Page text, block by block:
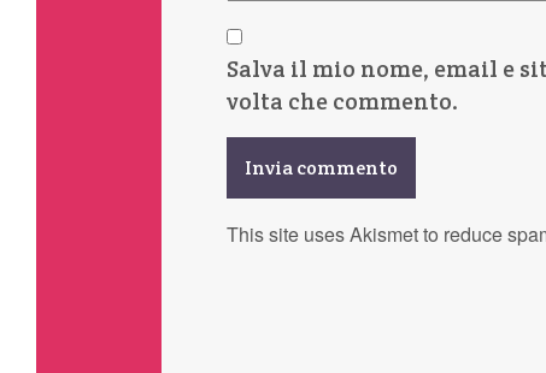
Salva il mio nome, email e
volta che commento.
This site uses Akismet to reduce